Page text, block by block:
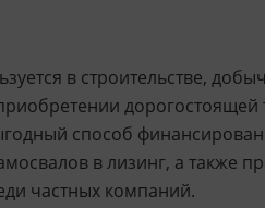
в строительстве,
способ
в лизинг, а также
частных компаний.